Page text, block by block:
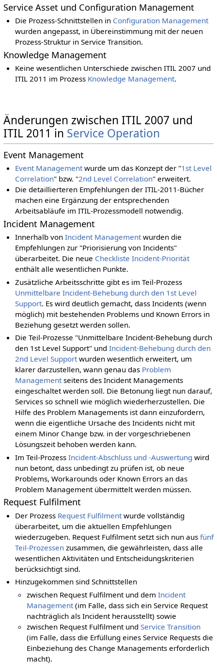
Service Asset und Configuration Management
Die Prozess-Schnittstellen in Configuration Management
wurden angepasst, in Übereinstimmung mit der neuen
Prozess-Struktur in Service Transition.
Knowledge Management
Keine wesentlichen Unterschiede zwischen ITIL 2007 und
ITIL 2011 im Prozess Knowledge Management.
Änderungen zwischen ITIL 2007 und
ITIL 2011 in Service Operation
Event Management
Event Managementwurde um das Konzept der "1st Level
Correlation" bzw. "2nd Level Correlation" erweitert.
Die detaillierteren Empfehlungen der ITIL-2011-Bücher
machen eine Ergänzung der entsprechenden
Arbeitsabläufe im ITIL-Prozessmodell notwendig.
Incident Management
Innerhalb vonIncident Managementwurden die
Empfehlungen zur "Priorisierung von Incidents"
überarbeitet. Die neue Checkliste Incident-Priorität
enthält alle wesentlichen Punkte.
Zusätzliche Arbeitsschritte gibt es im Teil-Prozess
Unmittelbare Incident-Behebung durch den 1st Level
Support. Es wird deutlich gemacht, dass Incidents (wenn
möglich) mit bestehenden Problems und Known Errors in
Beziehung gesetzt werden sollen.
Die Teil-Prozesse "Unmittelbare Incident-Behebung durch
den 1st Level Support" undIncident-Behebung durch den
2nd Level Supportwurden wesentlich erweitert, um
klarer darzustellen, wann genau das Problem
Managementseitens des Incident Managements
eingeschaltet werden soll. Die Betonung liegt nun darauf,
Services so schnell wie möglich wiederherzustellen. Die
Hilfe des Problem Managements ist dann einzufordern,
wenn die eigentliche Ursache des Incidents nicht mit
einem Minor Change bzw. in der vorgeschriebenen
Lösungszeit behoben werden kann.
Im Teil-ProzessIncident-Abschluss und -Auswertung wird
nun betont, dass unbedingt zu prüfen ist, ob neue
Problems, Workarounds oder Known Errors an das
Problem Management übermittelt werden müssen.
Request Fulfilment
Der Prozess Request Fulfilment wurde vollständig
überarbeitet, um die aktuellen Empfehlungen
wiederzugeben. Request Fulfilment setzt sich nun ausfünf
Teil-Prozessen zusammen, die gewährleisten, dass alle
wesentlichen Aktivitäten und Entscheidungskriterien
berücksichtigt sind.
Hinzugekommen sind Schnittstellen
zwischen Request Fulfilment und demIncident
Management (im Falle, dass sich ein Service Request
nachträglich als Incident herausstellt) sowie
zwischen Request Fulfilment undService Transition
(im Falle, dass die Erfüllung eines Service Requests die
Einbeziehung des Change Managements erforderlich
macht).